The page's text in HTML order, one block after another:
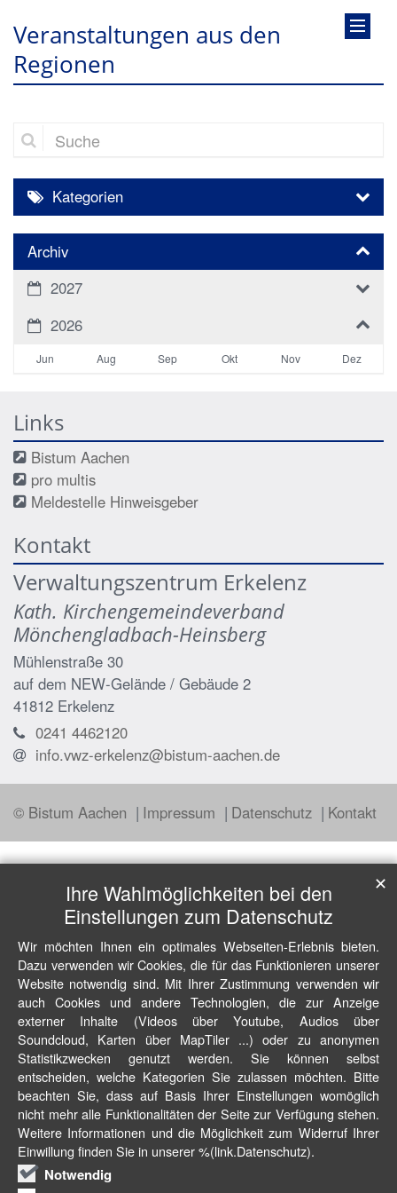
Veranstaltungen aus den
Regionen
Suche
Kategorien
Archiv
2027
2026
Jun Aug Sep Okt Nov Dez
Links
Bistum Aachen
pro multis
Meldestelle Hinweisgeber
Kontakt
Verwaltungszentrum Erkelenz
Kath. Kirchengemeindeverband
Mönchengladbach-Heinsberg
Mühlenstraße 30
auf dem NEW-Gelände / Gebäude 2
41812 Erkelenz
0241 4462120
info.vwz-erkelenz@bistum-aachen.de
© Bistum Aachen Impressum Datenschutz Kontakt
Ihre Wahlmöglichkeiten bei den
Einstellungen zum Datenschutz
Wir möchten Ihnen ein optimales Webseiten-Erlebnis bieten.
Dazu verwenden wir Cookies, die für das Funktionieren unserer
Website notwendig sind. Mit Ihrer Zustimmung verwenden wir
auch Cookies und andere Technologien, die zur Anzeige
externer Inhalte (Videos über Youtube, Audios über
Soundcloud, Karten über MapTiler ...) oder zu anonymen
Statistikzwecken genutzt werden. Sie können selbst
entscheiden, welche Kategorien Sie zulassen möchten. Bitte
beachten Sie, dass auf Basis Ihrer Einstellungen womöglich
nicht mehr alle Funktionalitäten der Seite zur Verfügung stehen.
Weitere Informationen und die Möglichkeit zum Widerruf Ihrer
Einwillung finden Sie in unserer %(link.Datenschutz).
Notwendig
✕